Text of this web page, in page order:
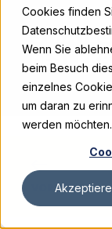
Cookies finden
Wenn Sie
beim Besuch
einzelnes
um daran zu
werden möchten.
BEST
VORHERIGE